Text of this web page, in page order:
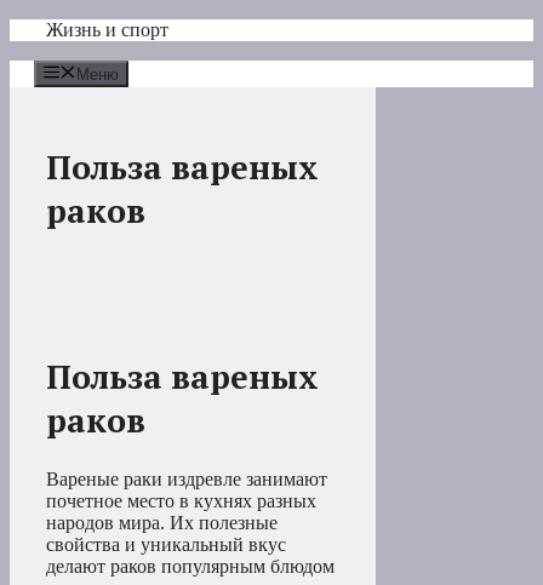
Перейти
содержимому
Жизнь и спорт
Меню
Польза вареных
раков
Польза вареных
раков
Вареные раки издревле занимают
почетное место в кухнях разных
народов мира. Их полезные
свойства и уникальный вкус
делают раков популярным блюдом